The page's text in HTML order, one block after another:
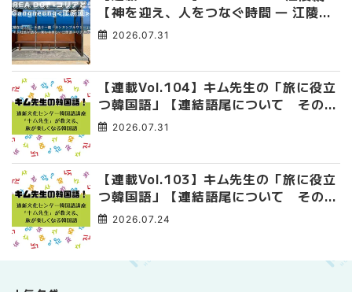
【神を迎え、人をつなぐ時間 ― 江陵端
午祭 】
2026.07.31
【連載Vol.104】キム先生の「旅に役立
つ韓国語」【連結語尾について その
4】2026.07.31
【連載Vol.103】キム先生の「旅に役立
つ韓国語」【連結語尾について その
3】2026.07.24